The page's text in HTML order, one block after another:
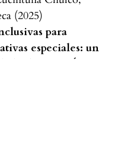
(2025)
para
especiales: un